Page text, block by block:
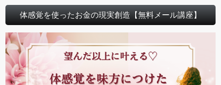
体感覚を使ったお金の現実創造【無料メール講座】